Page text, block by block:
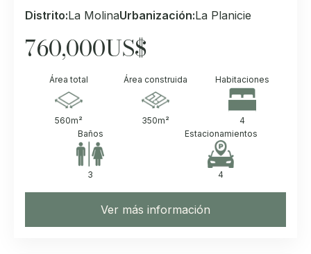
Distrito:La MolinaUrbanización:La Planicie
760,000US$
Área total
560m²
Área construida
350m²
Habitaciones
4
Baños
3
Estacionamientos
4
Ver más información